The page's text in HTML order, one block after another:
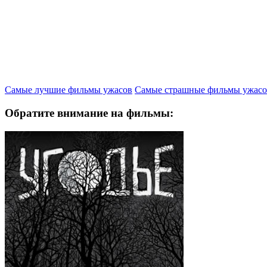
Самые лучшие фильмы ужасов Самые страшные фильмы
Обратите внимание на фильмы: